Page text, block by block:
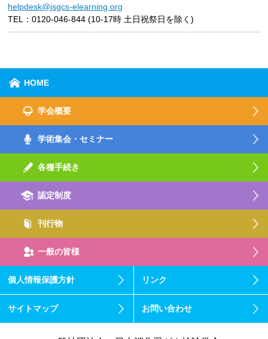
helpdesk@jsgcs-elearning.org
TEL：0120-046-844 (10-17時 土日祝祭日を除く)
HOME
学会概要
学術集会・セミナー
各種手続き
認定制度
刊行物
一般の皆様
個人情報保護方針 リンク
サイトマップ お問い合わせ